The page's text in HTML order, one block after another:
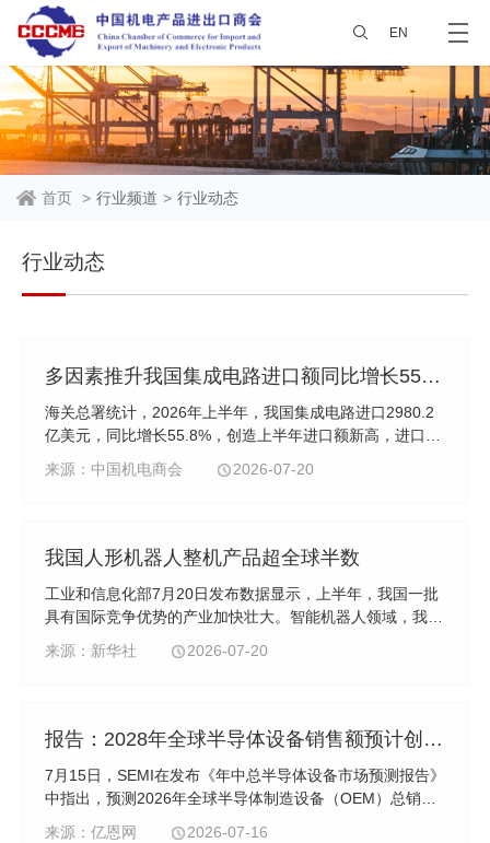
EN
首页 > 行业频道 > 行业动态
行业动态
多因素推升我国集成电路进口额同比增长55.8%
海关总署统计，2026年上半年，我国集成电路进口2980.2
亿美元，同比增长55.8%，创造上半年进口额新高，进口数
量同比增长8.1%至3047.5亿块。6月当月，我国集成电路进
口额同比增长72.3%至596亿美元，连续第三个月创造月度
来源：中国机电商会 2026-07-20
我国人形机器人整机产品超全球半数
工业和信息化部7月20日发布数据显示，上半年，我国一批
具有国际竞争优势的产业加快壮大。智能机器人领域，我国
研发的四足机器人占全球销量份额接近70%，人形机器人整
机产品达400余款、超全球半数。人工智能、半导体、新能
来源：新华社 2026-07-20
报告：2028年全球半导体设备销售额预计创纪录，达2295亿美元
7月15日，SEMI在发布《年中总半导体设备市场预测报告》
中指出，预测2026年全球半导体制造设备（OEM）总销售
额将创下1659亿美元的历史新高，同比增长23.2%。增长势
来源：亿恩网 2026-07-16